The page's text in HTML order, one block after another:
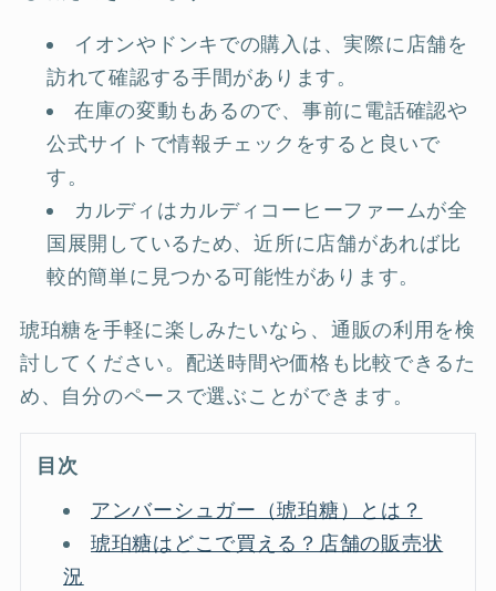
イオンやドンキでの購入は、実際に店舗を
訪れて確認する手間があります。
在庫の変動もあるので、事前に電話確認や
公式サイトで情報チェックをすると良いで
す。
カルディはカルディコーヒーファームが全
国展開しているため、近所に店舗があれば比
較的簡単に見つかる可能性があります。
琥珀糖を手軽に楽しみたいなら、通販の利用を検
討してください。配送時間や価格も比較できるた
め、自分のペースで選ぶことができます。
目次
アンバーシュガー（琥珀糖）とは？
琥珀糖はどこで買える？店舗の販売状
況